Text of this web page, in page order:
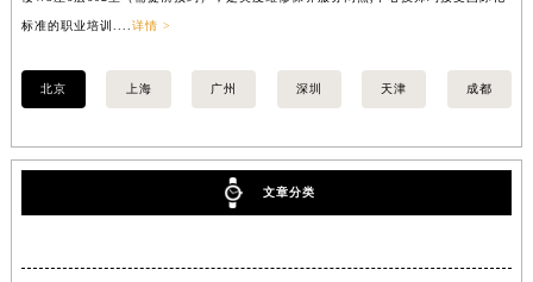
标准的职业培训....详情 >
北京 上海 广州 深圳 天津 成都
文章分类